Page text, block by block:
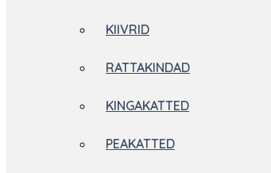
KIIVRID
RATTAKINDAD
KINGAKATTED
PEAKATTED